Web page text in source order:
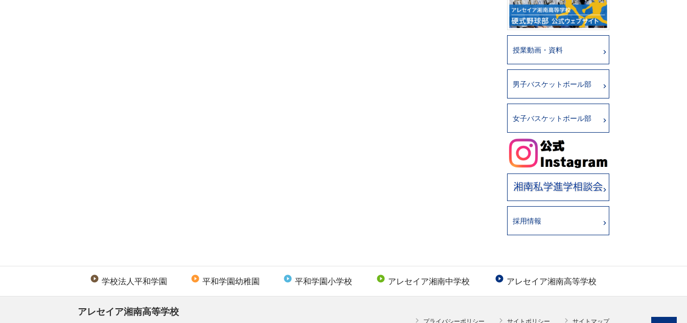
授業動画・資料
男子バスケットボール部
女子バスケットボール部
採用情報
 学校法人平和学園  平和学園幼稚園  平和学園小学校  アレセイア湘南中学校  アレセイア湘南高等学校
アレセイア湘南高等学校
 プライバシーポリシー  サイトポリシー  サイトマップ